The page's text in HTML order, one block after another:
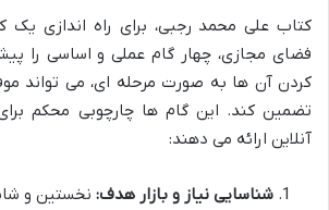
کتاب علی محمد رجبی، برای راه اندازی
فضای مجازی، چهار گام عملی و اساسی را
کردن آن ها به صورت مرحله ای، می تواند
تضمین کند. این گام ها چارچوبی محکم
آنلاین ارائه می دهند:
شناسایی نیاز و بازار هدف: نخستین و